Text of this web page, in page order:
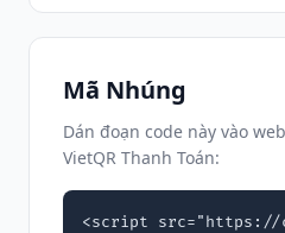
Mã Nhúng
Dán đoạn code này vào
VietQR Thanh Toán:
<script src="https://